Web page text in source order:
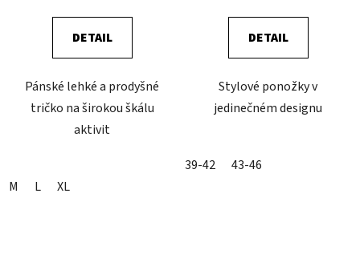
DETAIL
Pánské lehké a prodyšné
tričko na širokou škálu
aktivit
M L XL
DETAIL
Stylové ponožky v
jedinečném designu
39-42 43-46